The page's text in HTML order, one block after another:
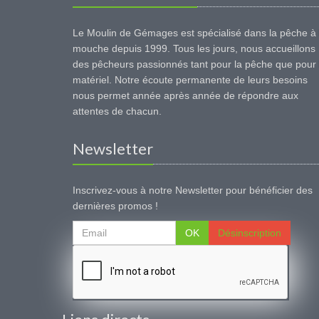
Le Moulin de Gémages est spécialisé dans la pêche à
mouche depuis 1999. Tous les jours, nous accueillons
des pêcheurs passionnés tant pour la pêche que pour
matériel. Notre écoute permanente de leurs besoins
nous permet année après année de répondre aux
attentes de chacun.
Newsletter
Inscrivez-vous à notre Newsletter pour bénéficier des
dernières promos !
OK Désinscription